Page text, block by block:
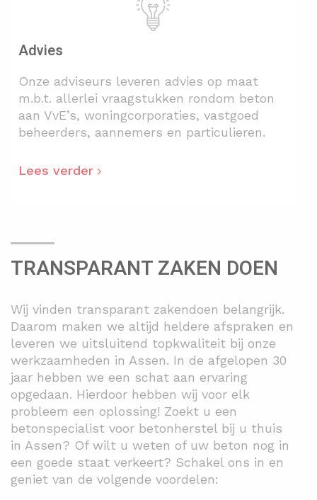
Advies
Onze adviseurs leveren advies op maat
m.b.t. allerlei vraagstukken rondom beton
aan VvE’s, woningcorporaties, vastgoed
beheerders, aannemers en particulieren.
Lees verder
TRANSPARANT ZAKEN DOEN
Wij vinden transparant zakendoen belangrijk.
Daarom maken we altijd heldere afspraken en
leveren we uitsluitend topkwaliteit bij onze
werkzaamheden in Assen. In de afgelopen 30
jaar hebben we een schat aan ervaring
opgedaan. Hierdoor hebben wij voor elk
probleem een oplossing! Zoekt u een
betonspecialist voor betonherstel bij u thuis
in Assen? Of wilt u weten of uw beton nog in
een goede staat verkeert? Schakel ons in en
geniet van de volgende voordelen: